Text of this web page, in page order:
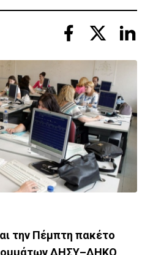
την Πέμπτη πακέτο
ΔΗΣΥ–ΔΗΚΟ